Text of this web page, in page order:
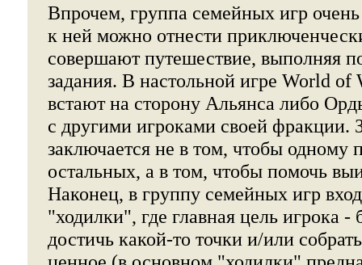
Впрочем, группа семейных игр
к ней можно отнести
совершают путешествие, выполняя
задания. В настольной игре World of
встают на сторону Альянса либо
с другими игроками своей фракции.
заключается не в том, чтобы одному
остальных, а в том, чтобы помочь
Наконец, в группу семейных игр
"ходилки", где главная цель игрока -
достичь какой-то точки и/или